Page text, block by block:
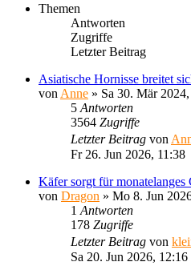
Themen
Antworten
Zugriffe
Letzter Beitrag
Asiatische Hornisse breitet
von Anne » Sa 30. Mär
5 Antworten
3564 Zugriffe
Letzter Beitrag von
Fr 26. Jun 2026, 11:38
Käfer sorgt für
von Dragon » Mo 8. Jun
1 Antworten
178 Zugriffe
Letzter Beitrag von
Sa 20. Jun 2026, 12:16